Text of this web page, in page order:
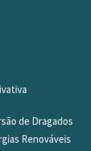
de Dragados
Renováveis